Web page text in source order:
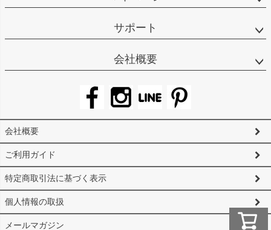
サポート
会社概要
会社概要
ご利用ガイド
特定商取引法に基づく表示
個人情報の取扱
メールマガジン